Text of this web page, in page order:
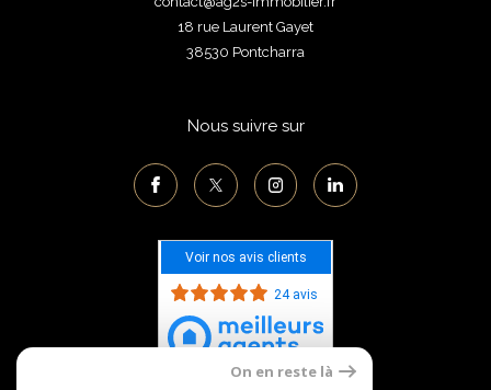
18 rue Laurent Gayet
38530
pontcharra
Nous suivre sur
Voir nos avis clients
24 avis
On en reste là